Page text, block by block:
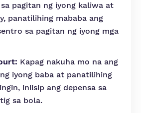
pagitan ng iyong kaliwa at
panatilihing mababa ang
sa pagitan ng iyong mga
Kapag nakuha mo na ang
iyong baba at panatilihing
iniisip ang depensa sa
sa bola.